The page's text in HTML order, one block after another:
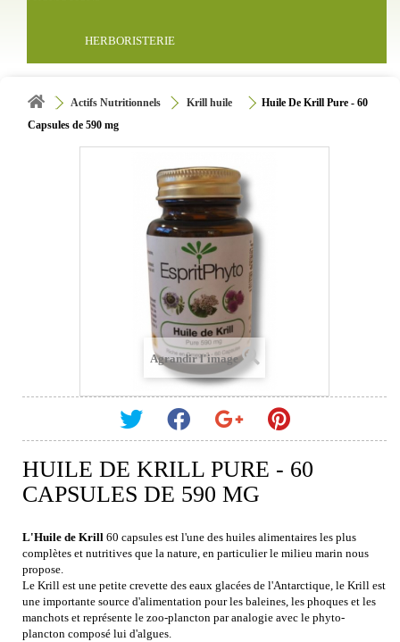
HERBORISTERIE
Actifs Nutritionnels Krill huile
Huile De Krill Pure - 60
Capsules de 590 mg
Agrandir l'image
HUILE DE KRILL PURE - 60
CAPSULES DE 590 MG
L'Huile de Krill 60 capsules est l'une des huiles alimentaires les plus
complètes et nutritives que la nature, en particulier le milieu marin nous
propose.
Le Krill est une petite crevette des eaux glacées de l'Antarctique, le Krill est
une importante source d'alimentation pour les baleines, les phoques et les
manchots et représente le zoo-plancton par analogie avec le phyto-
plancton composé lui d'algues.